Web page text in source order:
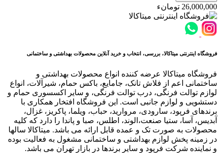
26,000,000 تومانء
فروشگاه اینترنتی میتاکالا، بررسی، انتخاب و خرید آنلاین محصولات بهداشتی و ساختمانی
فروشگاه میتاکالا عرضه کننده انواع محصولات بهداشتی و
ساختمانی اعم از فلاش تانک، جامایع، باکس حمام، شیرآلات، انواع
لوازم توالت فرنگی، درب توالت فرنگی، و سایر اکسسوری حمام و
دستشویی و لوازم جانبی است. این فروشگاه افتخار همکاری با
برندهای فرپود، سارودی، مروارید، حباب، ویلما، پاکریز، غزال،
آبدیس، آسا، ستیا صنعت،الوند، اطلس، صبا و پاندا را دارد که کلیه
محصولات به صورت تک و عمده قابل ارائه می باشد. میتاکالا سالها
در زمینه پخش لوازم بهداشتی و ساختمانی مشغول به فعالیت بوده
و نماینده شرکت فرپود و سایر برندها در بازار تهران می باشد.